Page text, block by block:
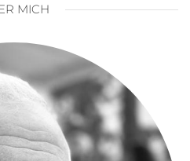
MICH